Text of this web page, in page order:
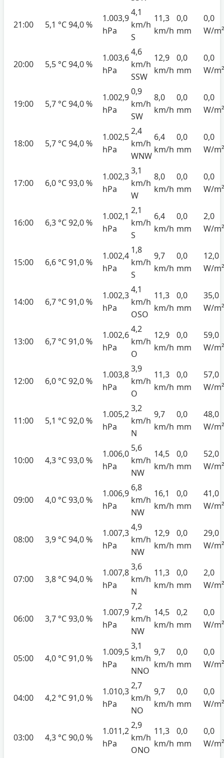
21:00 5,1 °C94,0 %
1.003,9
hPa
4,1
km/h
S
11,3
km/h
0,0
mm
0,0
W/m²
20:00 5,5 °C94,0 %
1.003,6
hPa
4,6
km/h
SSW
12,9
km/h
0,0
mm
0,0
W/m²
19:00 5,7 °C94,0 %
1.002,9
hPa
0,9
km/h
SW
8,0
km/h
0,0
mm
0,0
W/m²
18:00 5,7 °C94,0 %
1.002,5
hPa
2,4
km/h
WNW
6,4
km/h
0,0
mm
0,0
W/m²
17:00 6,0 °C93,0 %
1.002,3
hPa
3,1
km/h
W
8,0
km/h
0,0
mm
0,0
W/m²
16:00 6,3 °C92,0 %
1.002,1
hPa
2,1
km/h
S
6,4
km/h
0,0
mm
2,0
W/m²
15:00 6,6 °C91,0 %
1.002,4
hPa
1,8
km/h
S
9,7
km/h
0,0
mm
12,0
W/m²
14:00 6,7 °C91,0 %
1.002,3
hPa
4,1
km/h
OSO
11,3
km/h
0,0
mm
35,0
W/m²
13:00 6,7 °C91,0 %
1.002,6
hPa
4,2
km/h
O
12,9
km/h
0,0
mm
59,0
W/m²
12:00 6,0 °C92,0 %
1.003,8
hPa
3,9
km/h
O
11,3
km/h
0,0
mm
57,0
W/m²
11:00 5,1 °C92,0 %
1.005,2
hPa
3,2
km/h
N
9,7
km/h
0,0
mm
48,0
W/m²
10:00 4,3 °C93,0 %
1.006,0
hPa
5,6
km/h
NW
14,5
km/h
0,0
mm
52,0
W/m²
09:00 4,0 °C93,0 %
1.006,9
hPa
6,8
km/h
NW
16,1
km/h
0,0
mm
41,0
W/m²
08:00 3,9 °C94,0 %
1.007,3
hPa
4,9
km/h
NW
12,9
km/h
0,0
mm
29,0
W/m²
07:00 3,8 °C94,0 %
1.007,8
hPa
3,6
km/h
N
11,3
km/h
0,0
mm
2,0
W/m²
06:00 3,7 °C93,0 %
1.007,9
hPa
7,2
km/h
NW
14,5
km/h
0,2
mm
0,0
W/m²
05:00 4,0 °C91,0 %
1.009,5
hPa
3,1
km/h
NNO
9,7
km/h
0,0
mm
0,0
W/m²
04:00 4,2 °C91,0 %
1.010,3
hPa
2,7
km/h
NO
9,7
km/h
0,0
mm
0,0
W/m²
03:00 4,3 °C90,0 %
1.011,2
hPa
2,9
km/h
ONO
11,3
km/h
0,0
mm
0,0
W/m²